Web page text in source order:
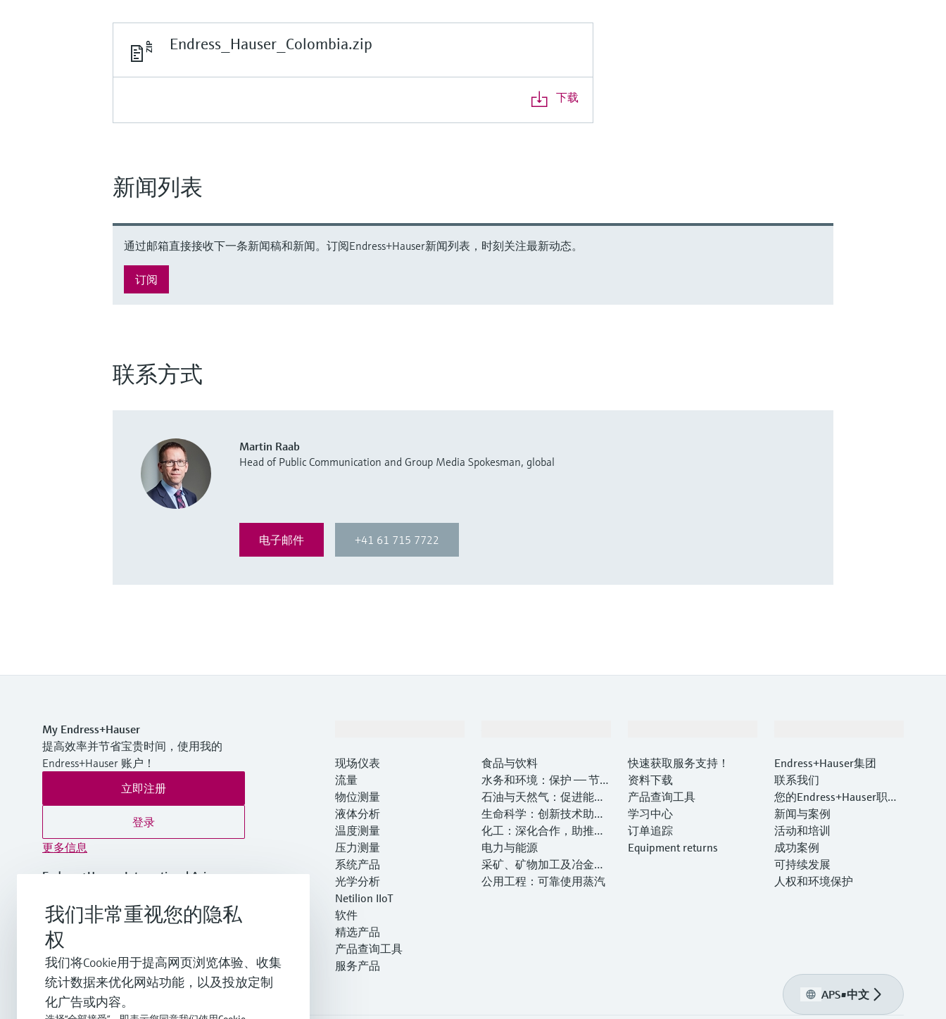
Endress_Hauser_Colombia.zip
下载
新闻列表
通过邮箱直接接收下一条新闻稿和新闻。订阅Endress+Hauser新闻列表，时刻关注最新动态。
订阅
联系方式
Martin Raab
Head of Public Communication and Group Media Spokesman, global
电子邮件 +41 61 715 7722
My Endress+Hauser
提高效率并节省宝贵时间，使用我的
Endress+Hauser 账户！
立即注册
登录
更多信息
Endress+Hauser International Asia
越南
+84 28 3842 0026
info.vn@endress.com
现场仪表
流量
物位测量
液体分析
温度测量
压力测量
系统产品
光学分析
Netilion IIoT
软件
精选产品
产品查询工具
服务产品
食品与饮料
水务和环境：保护 —— 节约
—— 提高
石油与天然气：促进能源
转型，实现净零目标
生命科学：创新技术助推
卓越运营
化工：深化合作，助推可
持续成功
电力与能源
采矿、矿物加工及冶金：
打造可持续的未来
公用工程：可靠使用蒸汽
快速获取服务支持！
资料下载
产品查询工具
学习中心
订单追踪
Equipment returns
Endress+Hauser集团
联系我们
您的Endress+Hauser职业
生涯
新闻与案例
活动和培训
成功案例
可持续发展
人权和环境保护
APS•中文
我们非常重视您的隐私
权
我们将Cookie用于提高网页浏览体验、收集
统计数据来优化网站功能，以及投放定制
化广告或内容。